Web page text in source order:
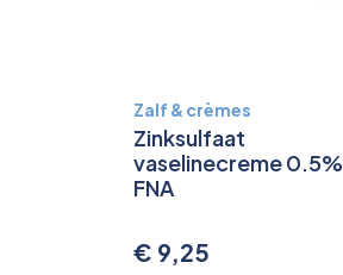
Zalf & crèmes
Zinksulfaat
vaselinecreme 0.5%
FNA
€ 9,25